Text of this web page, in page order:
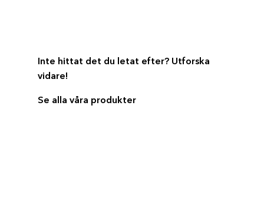
Inte hittat det du letat efter? Utforska
vidare!
Se alla våra produkter